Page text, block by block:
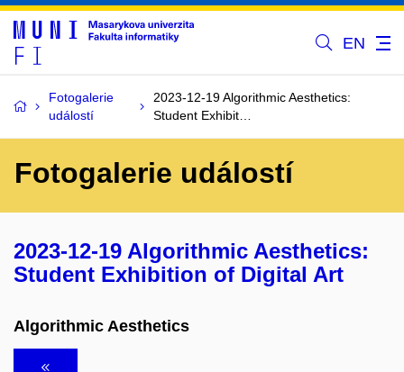
EN
Fotogalerie
událostí
2023-12-19 Algorithmic Aesthetics:
Student Exhibit…
Fotogalerie událostí
2023-12-19 Algorithmic Aesthetics:
Student Exhibition of Digital Art
Algorithmic Aesthetics